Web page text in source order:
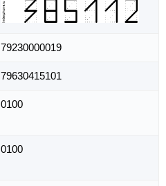
79230000019
79630415101
0100
0100